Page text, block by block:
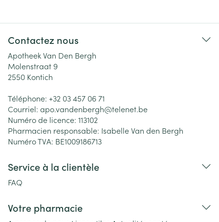
Contactez nous
Apotheek Van Den Bergh
Molenstraat 9
2550 Kontich
Téléphone: +32 03 457 06 71
Courriel: apo.vandenbergh@telenet.be
Numéro de licence: 113102
Pharmacien responsable: Isabelle Van den Bergh
Numéro TVA: BE1009186713
Service à la clientèle
FAQ
Votre pharmacie